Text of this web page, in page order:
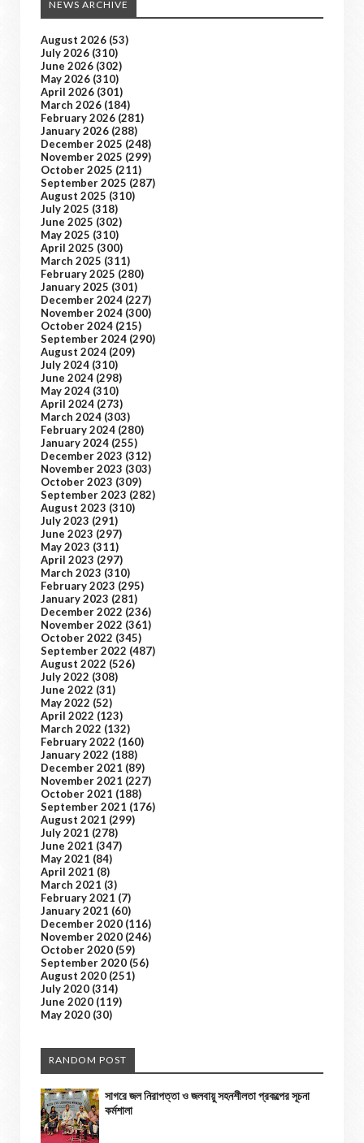
NEWS ARCHIVE
August 2026 (53)
July 2026 (310)
June 2026 (302)
May 2026 (310)
April 2026 (301)
March 2026 (184)
February 2026 (281)
January 2026 (288)
December 2025 (248)
November 2025 (299)
October 2025 (211)
September 2025 (287)
August 2025 (310)
July 2025 (318)
June 2025 (302)
May 2025 (310)
April 2025 (300)
March 2025 (311)
February 2025 (280)
January 2025 (301)
December 2024 (227)
November 2024 (300)
October 2024 (215)
September 2024 (290)
August 2024 (209)
July 2024 (310)
June 2024 (298)
May 2024 (310)
April 2024 (273)
March 2024 (303)
February 2024 (280)
January 2024 (255)
December 2023 (312)
November 2023 (303)
October 2023 (309)
September 2023 (282)
August 2023 (310)
July 2023 (291)
June 2023 (297)
May 2023 (311)
April 2023 (297)
March 2023 (310)
February 2023 (295)
January 2023 (281)
December 2022 (236)
November 2022 (361)
October 2022 (345)
September 2022 (487)
August 2022 (526)
July 2022 (308)
June 2022 (31)
May 2022 (52)
April 2022 (123)
March 2022 (132)
February 2022 (160)
January 2022 (188)
December 2021 (89)
November 2021 (227)
October 2021 (188)
September 2021 (176)
August 2021 (299)
July 2021 (278)
June 2021 (347)
May 2021 (84)
April 2021 (8)
March 2021 (3)
February 2021 (7)
January 2021 (60)
December 2020 (116)
November 2020 (246)
October 2020 (59)
September 2020 (56)
August 2020 (251)
July 2020 (314)
June 2020 (119)
May 2020 (30)
RANDOM POST
সাগরে জল নিরাপত্তা ও জলবায়ু সহনশীলতা প্রকল্পের সূচনা
কর্মশালা